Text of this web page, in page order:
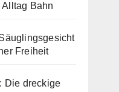
Bahn
Freiheit
Die dreckige